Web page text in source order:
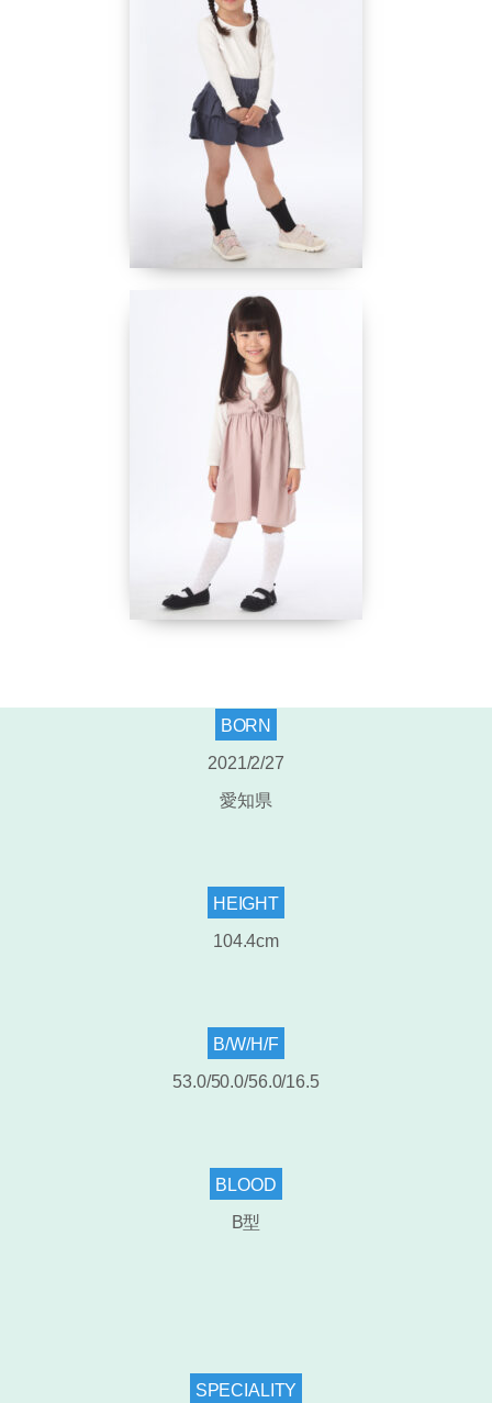
BORN
2021/2/27
愛知県
HEIGHT
104.4cm
B/W/H/F
53.0/50.0/56.0/16.5
BLOOD
B型
SPECIALITY